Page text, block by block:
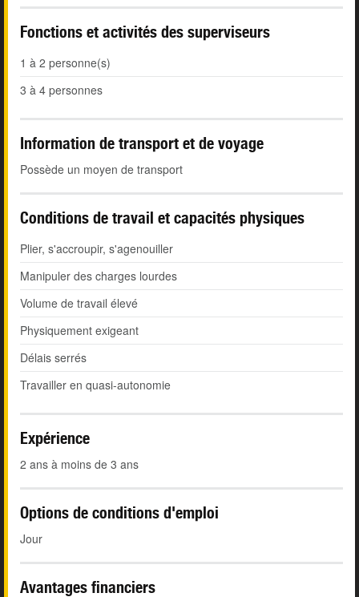
Fonctions et activités des superviseurs
1 à 2 personne(s)
3 à 4 personnes
Information de transport et de voyage
Possède un moyen de transport
Conditions de travail et capacités physiques
Plier, s'accroupir, s'agenouiller
Manipuler des charges lourdes
Volume de travail élevé
Physiquement exigeant
Délais serrés
Travailler en quasi-autonomie
Expérience
2 ans à moins de 3 ans
Options de conditions d'emploi
Jour
Avantages financiers